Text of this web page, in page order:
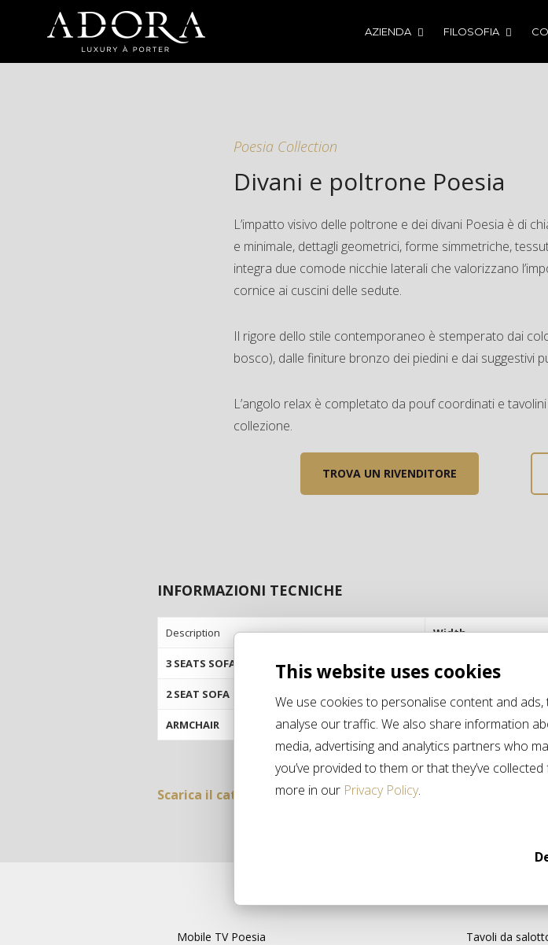
This website uses cookies
We use cookies to personalise content and
analyse our traffic. We also share information
media, advertising and analytics partners who
you’ve provided to them or that they’ve
more in our Privacy Policy.
AZIENDA FILOSOFIA
Poesia Collection
Divani e poltrone Poesia
L’impatto visivo delle poltrone e dei divani Poesia è di
e minimale, dettagli geometrici, forme simmetriche,
integra due comode nicchie laterali che valorizzano
cornice ai cuscini delle sedute.
Il rigore dello stile contemporaneo è stemperato dai
bosco), dalle finiture bronzo dei piedini e dai suggestivi
L’angolo relax è completato da pouf coordinati e
collezione.
TROVA UN RIVENDITORE
INFORMAZIONI TECNICHE
Description Width
3 SEATS SOFA
2 SEAT SOFA 195 cm
ARMCHAIR 125cm
Scarica il catalogo»
Mobile TV Poesia Tavoli da